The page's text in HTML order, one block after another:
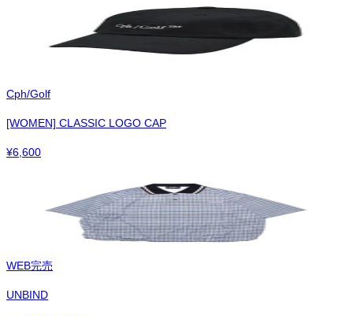
Cph/Golf
[WOMEN] CLASSIC LOGO CAP
¥6,600
WEB完売
UNBIND